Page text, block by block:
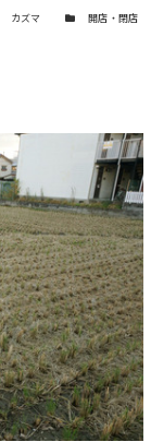
カズマ カテゴリー開店・閉店